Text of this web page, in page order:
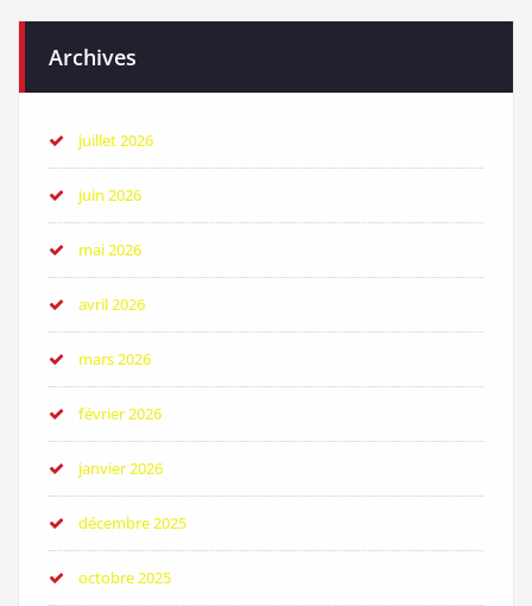
Archives
juillet 2026
juin 2026
mai 2026
avril 2026
mars 2026
février 2026
janvier 2026
décembre 2025
octobre 2025